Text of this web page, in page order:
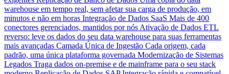
warehouse em tempo real, sem afetar sua carga de produção, em
minutos e não em horas Integração de Dados SaaS Mais de 400
conectores gerenciados, mantidos por nós Ativação de Dados ETL
reverso: leve os dados do seu data warehouse para suas ferramentas
mais avançadas Camada Única de Ingestão Cada origem, cada
padrão, uma única plataforma governada Modernização de Sistemas
Legados Traga dados on-premise e de mainframe para o seu stack